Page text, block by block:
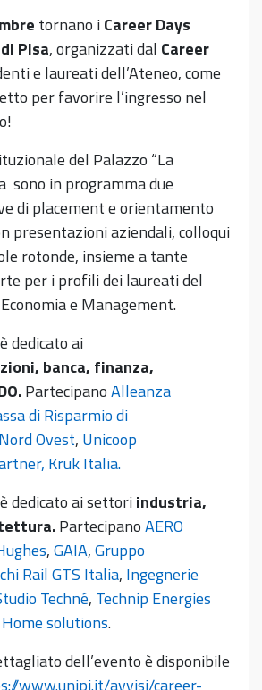
tornano iCareer Days
Pisa, organizzati dal Career
e laureati dell’Ateneo, come
per favorire l’ingresso nel
del Palazzo “La
sono in programma due
di placement e orientamento
presentazioni aziendali, colloqui
rotonde, insieme a tante
per i profili dei laureati del
e Management.
dedicato ai
banca, finanza,
PartecipanoAlleanza
di Risparmio di
Ovest, Unicoop
Kruk Italia.
dedicato ai settoriindustria,
PartecipanoAERO
,GAIA,Gruppo
Rail GTS Italia, Ingegnerie
Techné, Technip Energies
solutions.
dell’evento è disponibile
www.unipi.it/avvisi/career-